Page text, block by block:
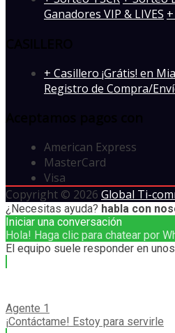
Ganadores VIP & LIVES
+ Casillero ¡Grátis! en
Registro de Compra/
American Express
MasterCard
Visa
Copyright © 2026 Global Ti-
¿Necesitas ayuda? habla con
Iniciar una conversación
Hola! Haga clic para chatear por
El equipo suele responder en
Agente 1
¡Contáctame! Estoy para servirle